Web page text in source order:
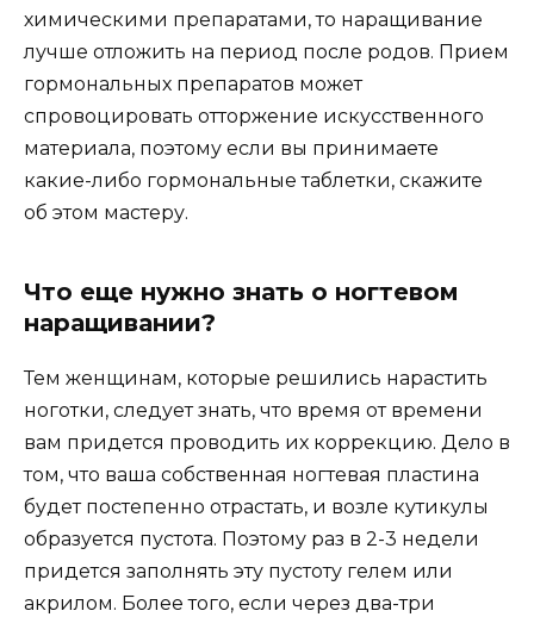
химическими препаратами, то наращивание
лучше отложить на период после родов. Прием
гормональных препаратов может
спровоцировать отторжение искусственного
материала, поэтому если вы принимаете
какие-либо гормональные таблетки, скажите
об этом мастеру.
Что еще нужно знать о ногтевом
наращивании?
Тем женщинам, которые решились нарастить
ноготки, следует знать, что время от времени
вам придется проводить их коррекцию. Дело в
том, что ваша собственная ногтевая пластина
будет постепенно отрастать, и возле кутикулы
образуется пустота. Поэтому раз в 2-3 недели
придется заполнять эту пустоту гелем или
акрилом. Более того, если через два-три